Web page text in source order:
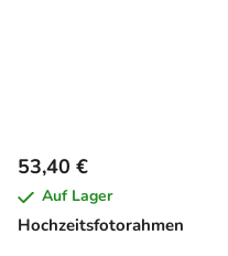
Hochzeitsfotorahmen
53,40 €
Auf Lager